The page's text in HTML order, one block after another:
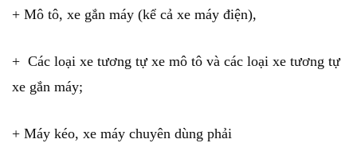
+ Mô tô, xe gắn máy (kể cả xe máy điện),
+ Các loại xe tương tự xe mô tô và các loại xe tương tự
xe gắn máy;
+ Máy kéo, xe máy chuyên dùng phải